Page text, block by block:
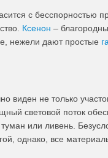
с бесспорностью
Ксенон –
нежели дают простые
виден не только
световой поток
или ливень.
однако, все